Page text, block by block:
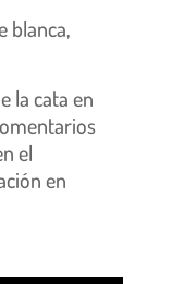
blanca,
la cata en
el
en